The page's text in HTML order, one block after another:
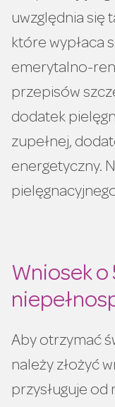
uwzględnia się
które wypłaca
emerytalno-
przepisów
dodatek
zupełnej,
energetyczny.
Wniosek o
Aby otrzymać
należy złożyć
przysługuje od